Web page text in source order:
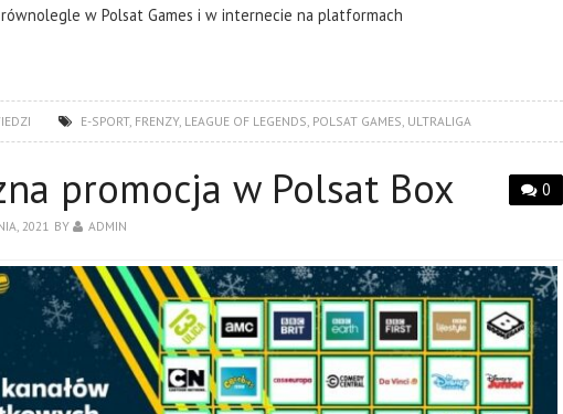
w Polsat Games i w internecie na platformach
E-SPORT, FRENZY, LEAGUE OF LEGENDS, POLSAT GAMES, ULTRALIGA
0
promocja w Polsat Box
2021 BY ADMIN